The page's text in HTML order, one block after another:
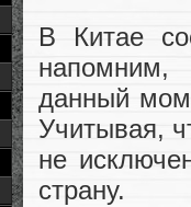
В Китае
данный
Учитывая,
не
страну.